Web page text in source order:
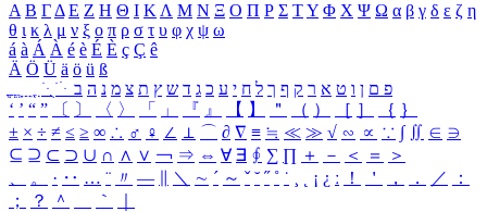
Α Β ΓΔ Ε Ζ Η Θ Ι ΚΛ Μ Ν Ξ Ο Π Ρ Σ ΤΥ Φ Χ Ψ Ω α β γ δ ε ζ η
θ ι κ λ μ ν ξ ο π ρ σ τ υ φ χ ψ ω
á à Á À é è É È ç Ç ê
Ä Ö Ü ä ö ü ß
ִֶֹ ֻּ ׁׂ פ ם ן ו ט א ר ק ף ך ל ח י ע כ ג ד ש ץ ת צ מ נ ה ב
‘ ’ “ ” 〔 〕 〈 〉 「 」 『 』 【 】 ＂ （ ） ［ ］ ｛ ｝
± × ÷ ≠ ≤ ≥ ∞ ∴ ♂ ♀ ∠ ⊥ ⌒ ∂ ∇ ≡ ≒ ≪ ≫ √ ∽ ∝ ∵ ∫ ∬ ∈ ∋
⊆ ⊇ ⊂ ⊃ ∪ ∩ ∧ ∨ ￢ ⇒ ⇔ ∀ ∃ ∮ ∑ ∏ ＋ － ＜ ＝
＞
、
。 · ‥ … ¨ 〃 ― ＼ ∼ ´ ～ ˇ ˘ ˝ ˚ ˙ ¸ ¡ ¿ ː ！ ＇ ， ． ／
：
；
？ ＾ ｀